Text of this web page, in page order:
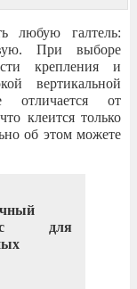
любую галтель:
При выборе
крепления и
вертикальной
отличается от
клеится только
об этом можете
для